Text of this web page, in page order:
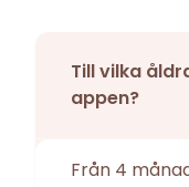
Till vilka
appen?
Från 4